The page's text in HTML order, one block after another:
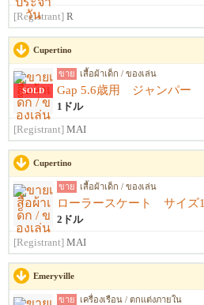
[Registrant] R
Cupertino
SOLD
ขาย เสื้อผ้าเด็ก / ของเล่น
Gap 5.6歳用 ジャンパー
1ドル
[Registrant] MAI
Cupertino
ขาย เสื้อผ้าเด็ก / ของเล่น
ローラースケート サイズ1
2ドル
[Registrant] MAI
Emeryville
ขาย เครื่องเรือน / ตกแต่งภายใน